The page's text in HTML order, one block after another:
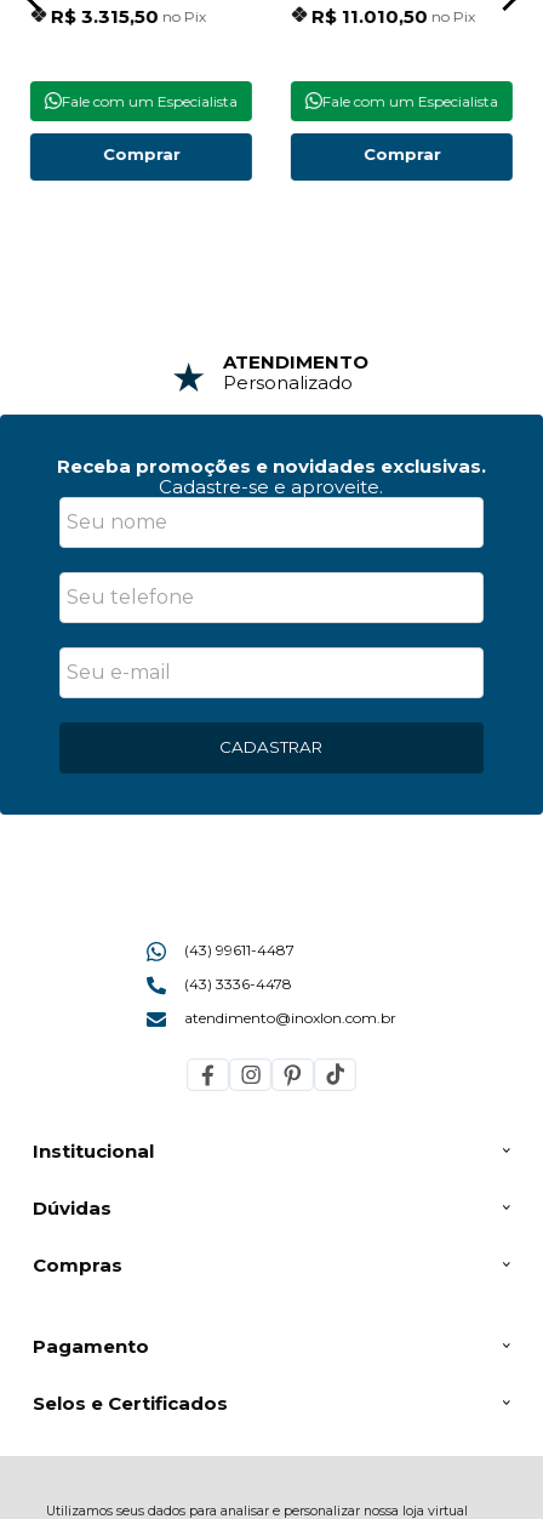
Utilizamos seus dados para analisar e personalizar nossa loja virtual
R$ 3.315,50 no Pix
Fale com um Especialista
Comprar
R$ 11.010,50 no Pix
Fale com um Especialista
Comprar
ATENDIMENTO
Personalizado
Receba promoções e novidades exclusivas.
Cadastre-se e aproveite.
CADASTRAR
Institucional
Dúvidas
Compras
(43) 99611-4487
(43) 3336-4478
atendimento@inoxlon.com.br
Pagamento
Selos e Certificados
Inoxlon, Av. Aminthas de Barros - 544 - Showroom - Jd Ipanema - 86015-